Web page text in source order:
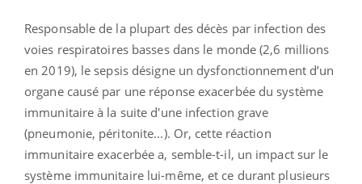
Responsable de la plupart des décès par infection des
voies respiratoires basses dans le monde (2,6 millions
en 2019), le sepsis désigne un dysfonctionnement d’un
organe causé par une réponse exacerbée du système
immunitaire à la suite d'une infection grave
(pneumonie, péritonite...). Or, cette réaction
immunitaire exacerbée a, semble-t-il, un impact sur le
système immunitaire lui-même, et ce durant plusieurs